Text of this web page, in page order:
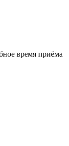
время приёма